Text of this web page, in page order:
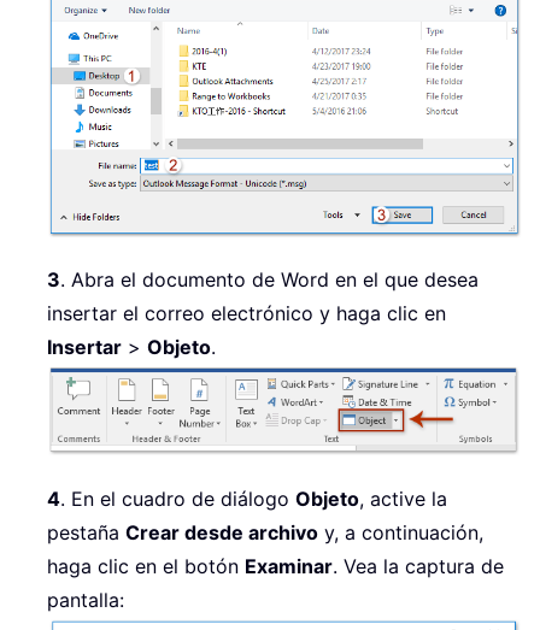
3. Abra el documento de Word en el que desea
insertar el correo electrónico y haga clic en
Insertar > Objeto.
4. En el cuadro de diálogo Objeto, active la
pestaña Crear desde archivo y, a continuación,
haga clic en el botón Examinar. Vea la captura de
pantalla: